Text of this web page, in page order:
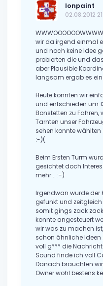
Ionpaint
02.08.2012
wir da irgend einmal
und noch keine Idee
probierten die und
aber Plausible
langsam ergab es
Heute konnten wir
und entschieden um
Bonstetten zu Fahren,
Tarnten unser
sehen konnte wählten
:-)(
Beim Ersten Turm
gesichtet doch
mehr... :-)
Irgendwan wurde der
gefunkt und zeitgleich
somit gings zack
konnte angesteuert
wir was zu machen
schon ähnliche
voll g*** die
Sound finde ich voll
Danach brauchten
Owner wohl bestens